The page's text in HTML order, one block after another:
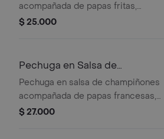
acompañada de papas fritas,
ensalada de lechuga, maíz y aderezo,
$ 25.000
Pechuga en Salsa de
Champiñones
Pechuga en salsa de champiñones
acompañada de papas francesas,
ensalada de lechuga y maíz, y palitos
$ 27.000